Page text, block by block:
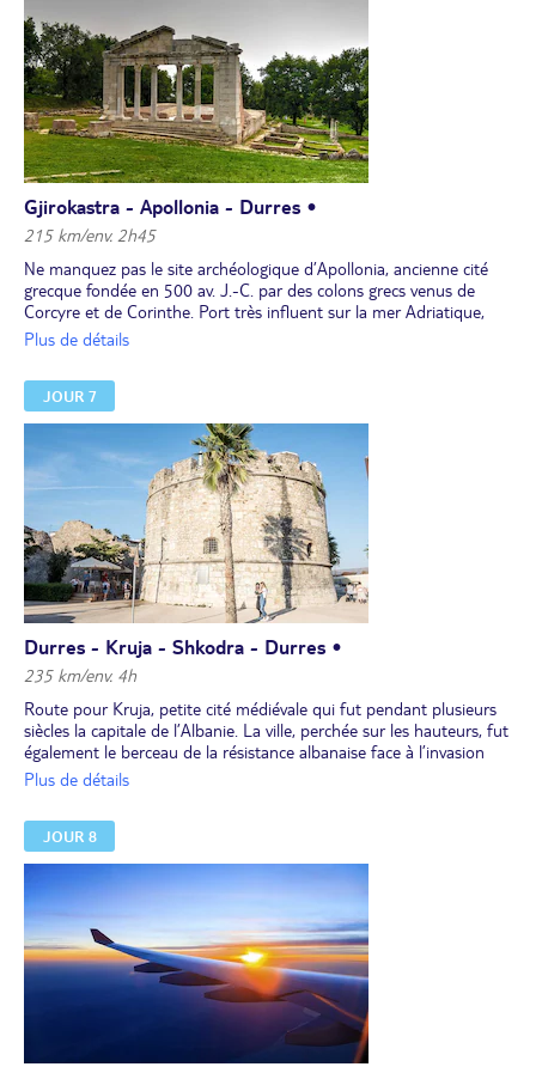
Gjirokastra - Apollonia - Durres •
215 km/env. 2h45
Ne manquez pas le site archéologique d’Apollonia, ancienne cité
grecque fondée en 500 av. J.-C. par des colons grecs venus de
Corcyre et de Corinthe. Port très influent sur la mer Adriatique,
cette cité grecque puis romaine avait reçu de César le titre de ville
l’antiquité, premier port du pays. Dans son centre-ville, qui s’étend
à l’emplacement de la ville antique, passez par l’amphithéâtre
romain dont une partie reste couverte par des habitations
individuelles. Baladez-vous également dans la rue Tregëtare, reliant
la grande mosquée, bordée des plus belles façades de la ville et
ponctuée de nombreuses terrasses. Installation pour 2 nuits dans
la région de Durres.
Plus de détails
JOUR 7
Durres - Kruja - Shkodra - Durres •
235 km/env. 4h
Route pour Kruja, petite cité médiévale qui fut pendant plusieurs
siècles la capitale de l’Albanie. La ville, perchée sur les hauteurs, fut
également le berceau de la résistance albanaise face à l’invasion
ottomane. Son château et le musée Skanderberg, ainsi que son
de Shkoder, située au bord du lac du même nom et véritable
frontière naturelle avec le Monténégro, qui attire par sa nature et
ses massifs montagneux incarnant toute la beauté des Alpes
albanaises. Promenez-vous dans son centre historique, avec ses
ruelles étroites et ses belles maisons bourgeoises. Les férus
d’histoire ne manqueront pas la citadelle de Rozafa ou la mosquée
des Plombs. La ville est aussi le point de départ de nombreuses
excursions, notamment sur le lac de Shkodra.
Plus de détails
JOUR 8